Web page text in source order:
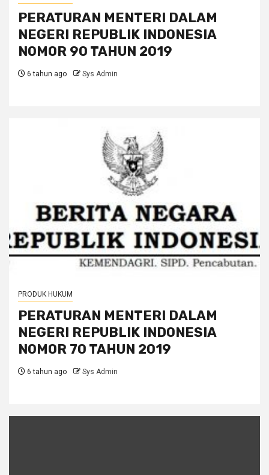
PERATURAN MENTERI DALAM
NEGERI REPUBLIK INDONESIA
NOMOR 90 TAHUN 2019
6 tahun ago Sys Admin
PRODUK HUKUM
PERATURAN MENTERI DALAM
NEGERI REPUBLIK INDONESIA
NOMOR 70 TAHUN 2019
6 tahun ago Sys Admin